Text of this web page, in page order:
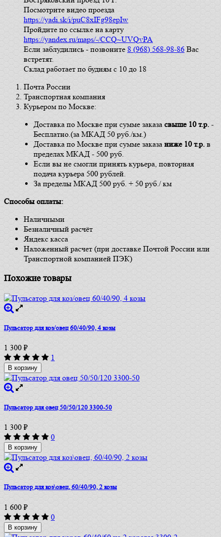
Посмотрите видео проезда
https://yadi.sk/i/puC8xIFg98epIw
Пройдите по ссылке на карту
https://yandex.ru/maps/-/CCQ~UVQvPA
Если заблудились - позвоните 8 (968) 568-98-86 Вас
встретят.
Склад работает по будням с 10 до 18
Почта России
Транспортная компания
Курьером по Москве:
Доставка по Москве при сумме заказа свыше 10 т.р. -
Бесплатно.(за МКАД 50 руб./км.)
Доставка по Москве при сумме заказа ниже 10 т.р. в
пределах МКАД - 500 руб.
Если вы не смогли принять курьера, повторная
подача курьера 500 рублей.
За пределы МКАД 500 руб. + 50 руб./ км
Способы оплаты:
Наличными
Безналичный расчёт
Яндекс касса
Наложенный расчет (при доставке Почтой России или
Транспортной компанией ПЭК)
Похожие товары
Пульсатор для коз/овец 60/40/90, 4 козы
1 300 ₽
1
В корзину
Пульсатор для овец 50/50/120 3300-50
1 300 ₽
0
В корзину
Пульсатор для коз\овец, 60/40/90, 2 козы
1 600 ₽
0
В корзину